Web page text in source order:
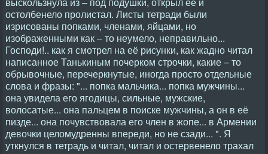
остолбенело пролистал. Листы тетради были
изрисованы попками, членами, яйцами, но
изображенными как – то неумело, неправильно...
Господи!.. как я смотрел на её рисунки, как жадно читал
написанное Танькиным почерком строчки, какие – то
обрывочные, перечеркнутые, иногда просто отдельные
слова и фразы: "... попка мальчика... попка мужчины...
она увидела его ягодицы, сильные, мужские,
волосатые... она пальцем в поиске мужчины, а он в её
пизде... она почувствовала его член в жопе... в Армении
девочки целомудренны впереди, но не сзади... ". Я
уткнулся в тетрадь и читал, читал и остервенело трахал